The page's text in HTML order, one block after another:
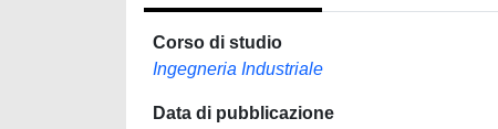
Corso di studio
Ingegneria Industriale
Data di pubblicazione